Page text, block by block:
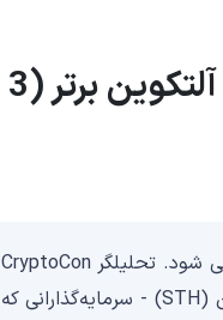
بیت کوین در محدوده خنثی؛ توجه تریدرها به 4 آلتکوین برتر (3
به نظر می رسد عرضه بیت کوین به تدریج به سمت دست های قوی تر منتقل می شود. تحلیلگر CryptoCon
با استناد به داده‌های گلسنود Glassnode گفت که هولدرهای کوتاه‌مدت بیت‌کوین (STH) - سرمایه‌گذارانی که